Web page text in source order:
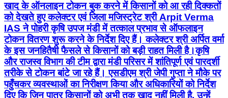
खाद के ऑनलाइन टोकन बुक करने में किसानों को आ रही दिक्कतों
को देखते हुए कलेक्टर एवं जिला मजिस्ट्रेट श्री Arpit Verma
IAS ने पोहरी कृषि उपज मंडी में तत्काल प्रभाव से ऑफलाइन
टोकन वितरण शुरू करने के निर्देश दिए हैं। कलेक्टर श्री अर्पित वर्मा
के इस जनहितैषी फैसले से किसानों को बड़ी राहत मिली है। ​कृषि
और राजस्व विभाग की टीम द्वारा मंडी परिसर में शांतिपूर्ण एवं पारदर्शी
तरीके से टोकन बांटे जा रहे हैं। एसडीएम श्री जेपी गुप्ता ने मौके पर
पहुँचकर व्यवस्थाओं का निरीक्षण किया और अधिकारियों को निर्देश
दिए कि जिन पात्र किसानों को अभी तक खाद नहीं मिली है, उन्हें